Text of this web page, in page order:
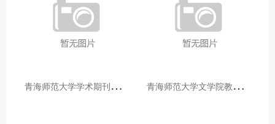
青
海师范大学学术期刊两个专栏入选2025年青海省期刊重点专栏 青
海师范大学文学院教师赴山东省相关高校和学术机构交流学习